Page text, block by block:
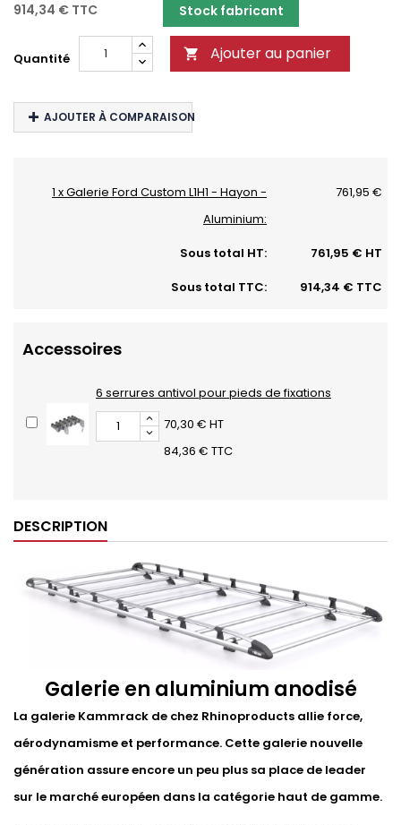
914,34 € TTC Stock fabricant
Quantité  Ajouter au panier
AJOUTER À COMPARAISON
1 x Galerie Ford Custom L1H1 - Hayon -
Aluminium:
761,95 €
Sous total HT:
761,95 € HT
Sous total TTC:
914,34 € TTC
Accessoires
6 serrures antivol pour pieds de fixations
70,30 € HT
84,36 € TTC
DESCRIPTION
Galerie en aluminium anodisé
La galerie Kammrack de chez Rhinoproducts allie force,
aérodynamisme et performance. Cette galerie nouvelle
génération assure encore un peu plus sa place de leader
sur le marché européen dans la catégorie haut de gamme.